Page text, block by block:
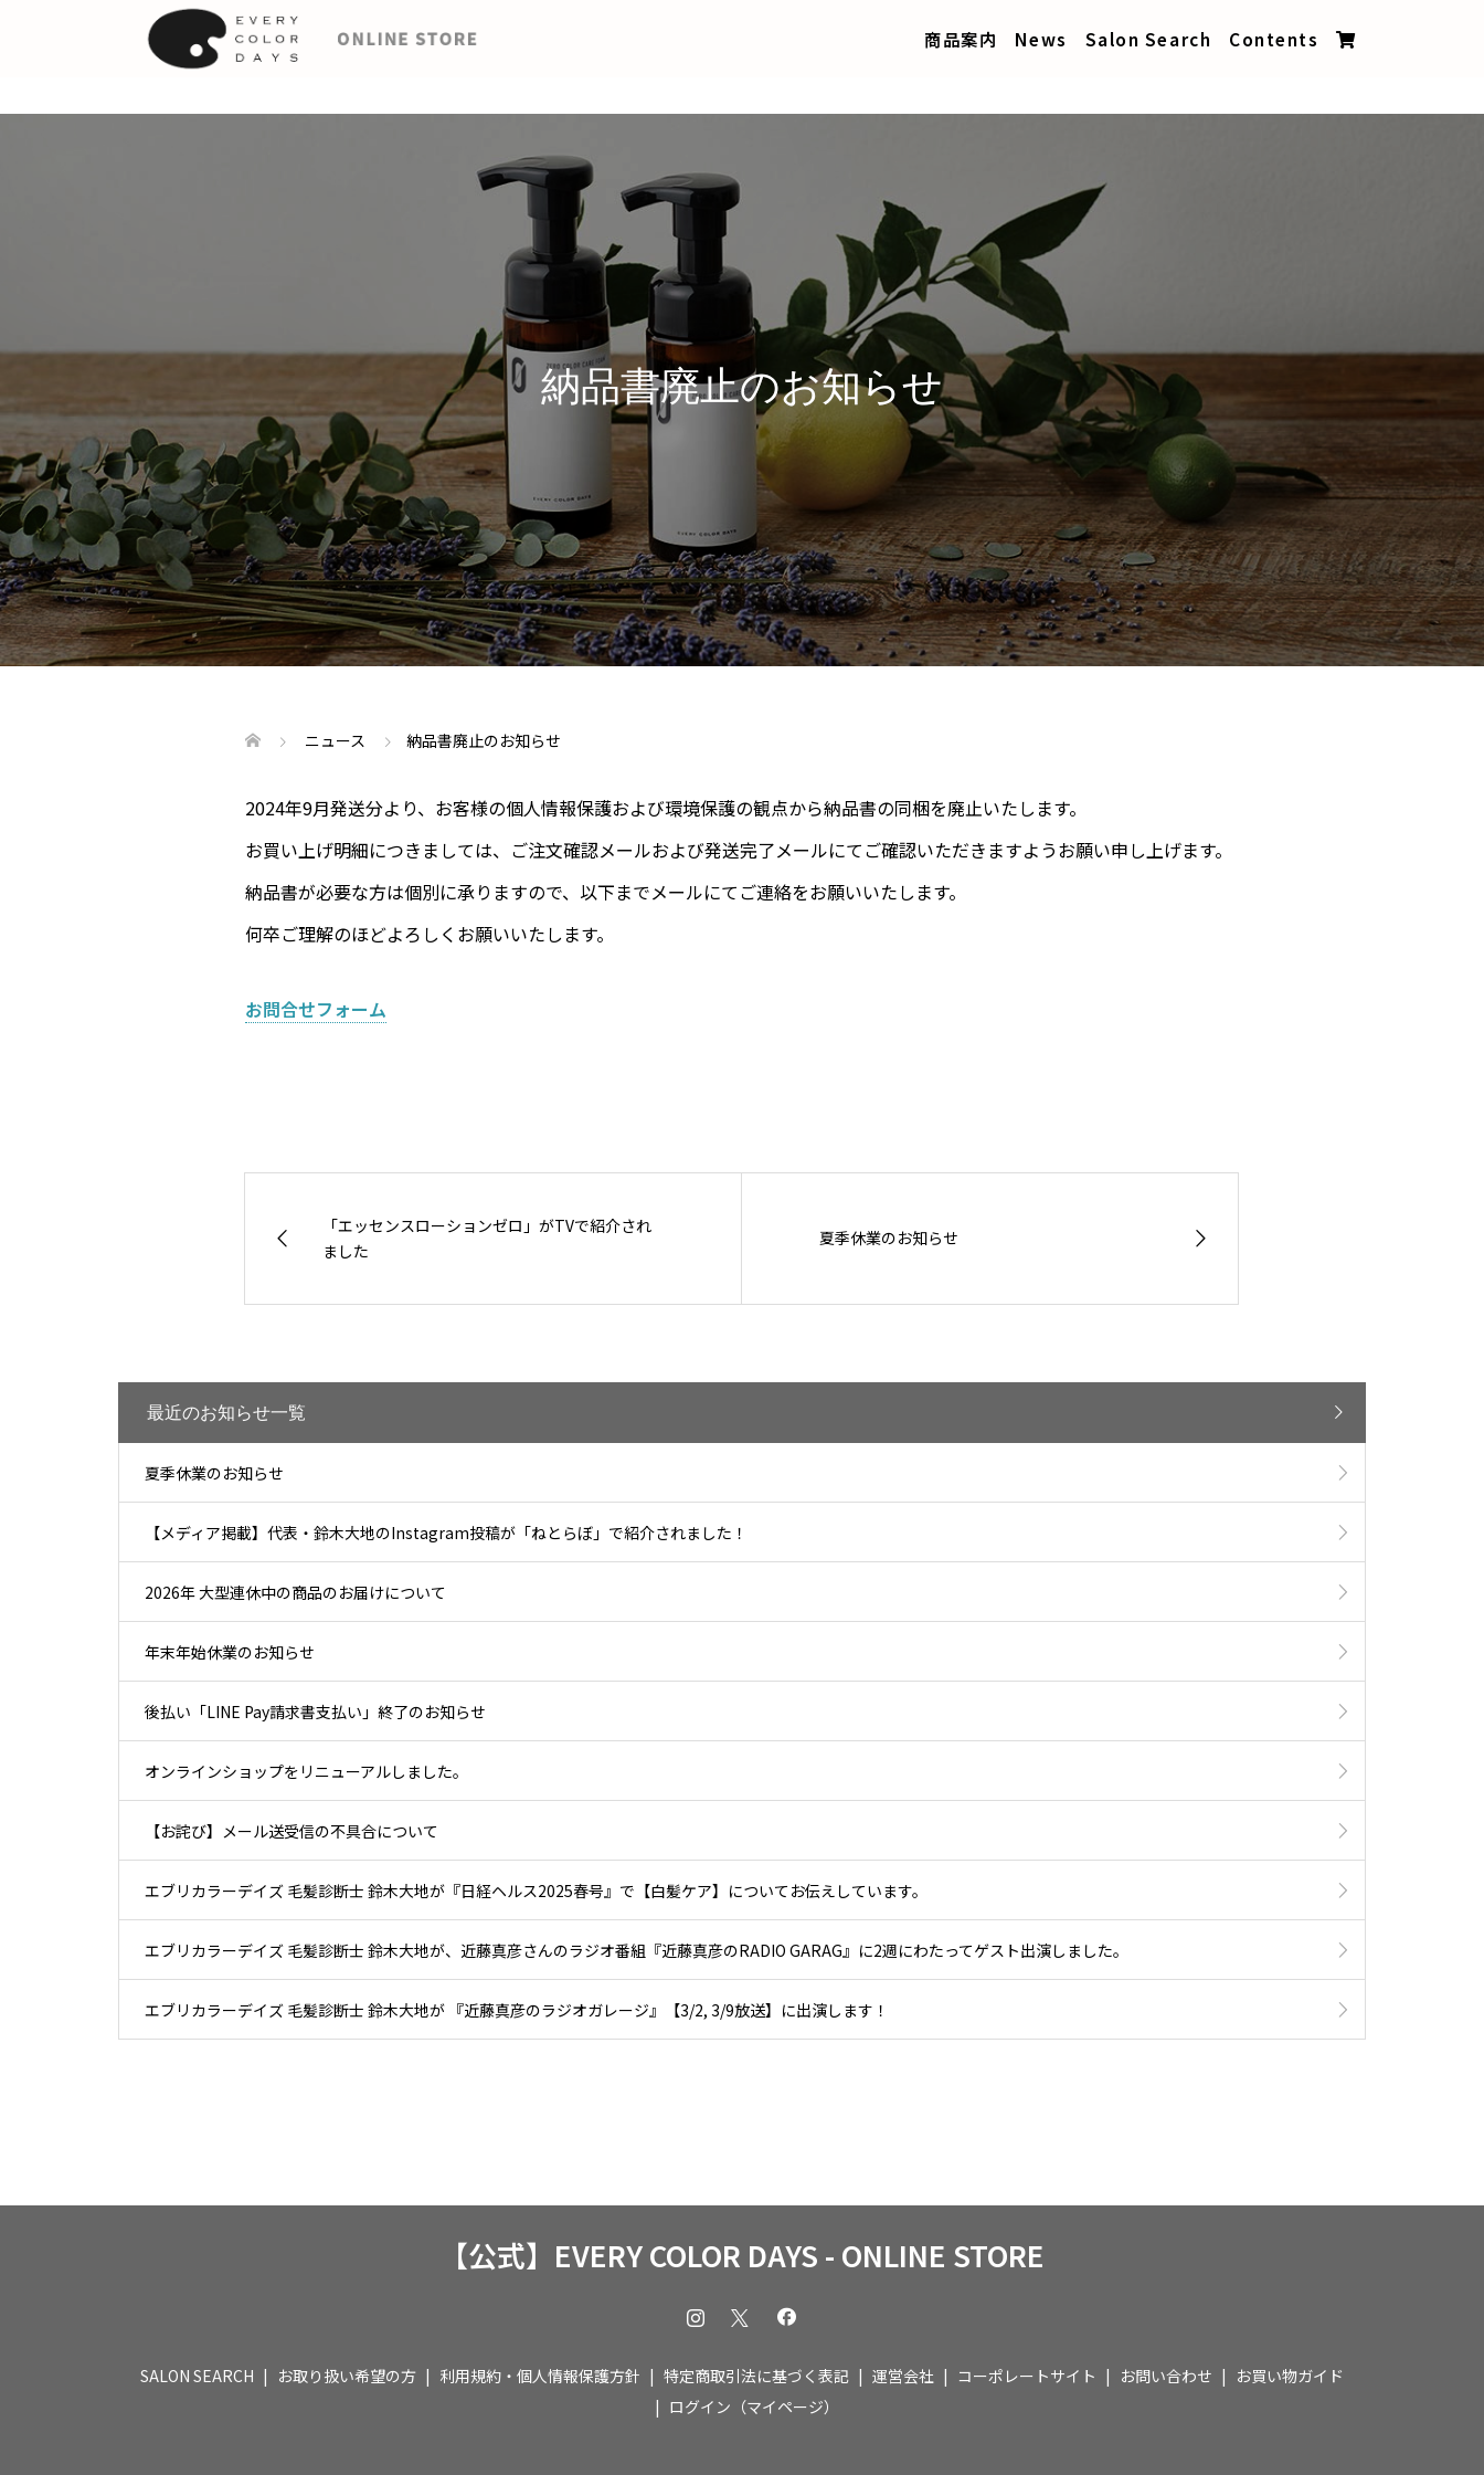
商品案内 News Salon Search Contents
納品書廃止のお知らせ
ニュース 納品書廃止のお知らせ
2024年9月発送分より、お客様の個人情報保護および環境保護の観点から納品書の同梱を廃止いたします。
お買い上げ明細につきましては、ご注文確認メールおよび発送完了メールにてご確認いただきますようお願い申し上げます。
納品書が必要な方は個別に承りますので、以下までメールにてご連絡をお願いいたします。
何卒ご理解のほどよろしくお願いいたします。
お問合せフォーム
「エッセンスローションゼロ」がTVで紹介され
ました
夏季休業のお知らせ
最近のお知らせ一覧
夏季休業のお知らせ
【メディア掲載】代表・鈴木大地のInstagram投稿が「ねとらぼ」で紹介されました！
2026年 大型連休中の商品のお届けについて
年末年始休業のお知らせ
後払い「LINE Pay請求書支払い」終了のお知らせ
オンラインショップをリニューアルしました。
【お詫び】メール送受信の不具合について
エブリカラーデイズ 毛髪診断士 鈴木大地が『日経ヘルス2025春号』で【白髪ケア】についてお伝えしています。
エブリカラーデイズ 毛髪診断士 鈴木大地が、近藤真彦さんのラジオ番組『近藤真彦のRADIO GARAG』に2週にわたってゲスト出演しました。
エブリカラーデイズ 毛髪診断士 鈴木大地が 『近藤真彦のラジオガレージ』【3/2, 3/9放送】に出演します！
【公式】EVERY COLOR DAYS - ONLINE STORE
SALON SEARCH お取り扱い希望の方 利用規約・個人情報保護方針 特定商取引法に基づく表記 運営会社 コーポレートサイト お問い合わせ
お買い物ガイド
ログイン（マイページ）